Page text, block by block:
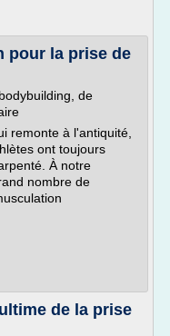
pour la prise de
de
remonte à l'antiquité,
ont toujours
À notre
nombre de
de la prise